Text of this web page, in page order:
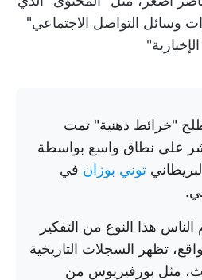
وسائل التواصل الاجتماعي"
"خرائط ذهنية" تمت
على نطاق واسع بواسطة
توني بوزان في
هذا النوع من التفكير
تظهر السجلات التاريخية
مثل بورفيريوس من